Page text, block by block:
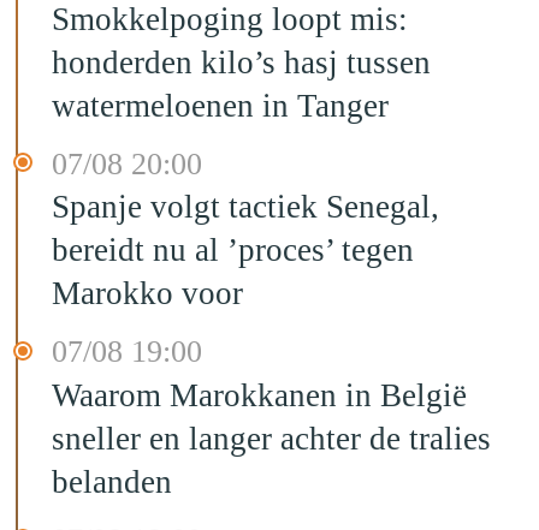
Smokkelpoging loopt mis:
honderden kilo’s hasj tussen
watermeloenen in Tanger
07/08 20:00
Spanje volgt tactiek Senegal,
bereidt nu al ’proces’ tegen
Marokko voor
07/08 19:00
Waarom Marokkanen in België
sneller en langer achter de tralies
belanden